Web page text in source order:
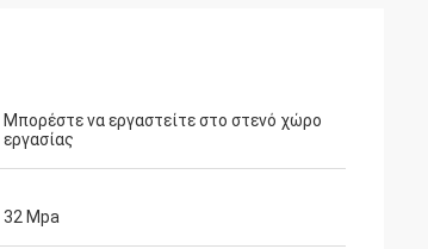
Μπορέστε να εργαστείτε στο στενό χώρο
εργασίας
32 Mpa